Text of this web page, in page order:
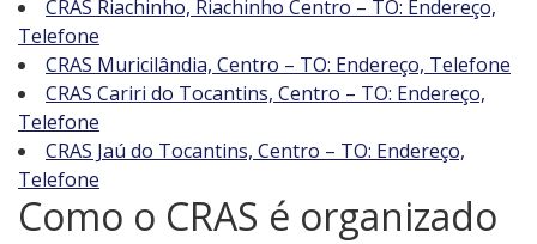
CRAS Riachinho, Riachinho Centro – TO: Endereço,
Telefone
CRAS Muricilândia, Centro – TO: Endereço, Telefone
CRAS Cariri do Tocantins, Centro – TO: Endereço,
Telefone
CRAS Jaú do Tocantins, Centro – TO: Endereço,
Telefone
Como o CRAS é organizado